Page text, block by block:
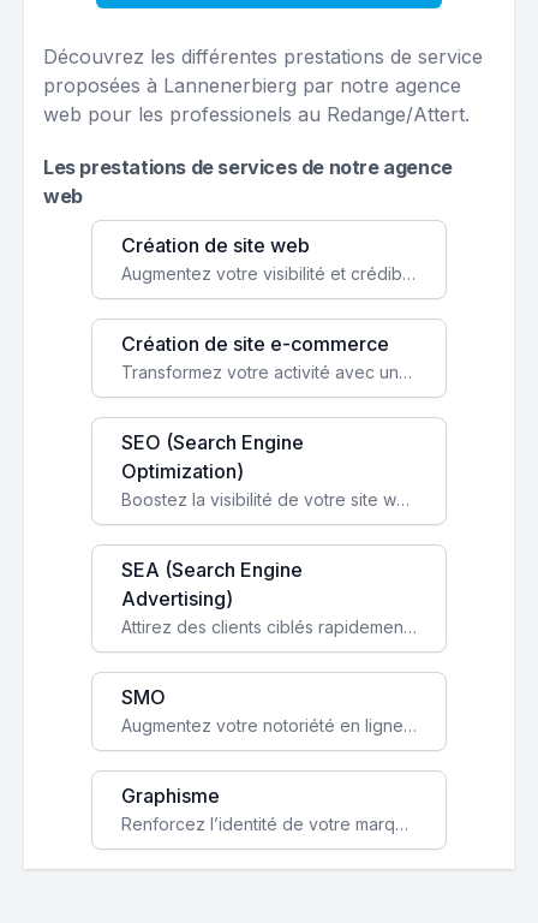
Découvrez les différentes prestations de service
proposées à Lannenerbierg par notre agence
web pour les professionels au Redange/Attert.
Les prestations de services de notre agence
web
Création de site web
Augmentez votre visibilité et crédibilité en ligne avec un site web performant, conçu pour attirer plus de clients.
Création de site e-commerce
Transformez votre activité avec une boutique en ligne, accessible à l'échelle mondiale 24/7.
SEO (Search Engine
Optimization)
Boostez la visibilité de votre site web sur Google et attirez du trafic qualifié grâce à nos stratégies SEO.
SEA (Search Engine
Advertising)
Attirez des clients ciblés rapidement avec des campagnes publicitaires payantes optimisées pour vos objectifs.
SMO
Augmentez votre notoriété en ligne et stimulez la croissance de votre entreprise grâce à une stratégie sociale sur mesure.
Graphisme
Renforcez l’identité de votre marque avec un design unique qui capte l’attention et engage vos clients.